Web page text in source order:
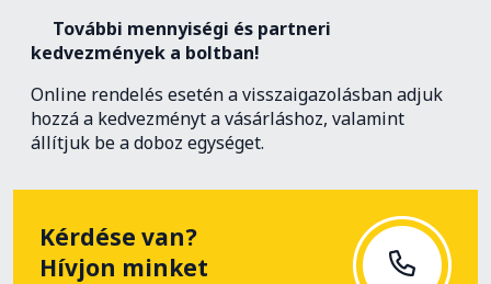
További mennyiségi és partneri
kedvezmények a boltban!
Online rendelés esetén a visszaigazolásban adjuk
hozzá a kedvezményt a vásárláshoz, valamint
állítjuk be a doboz egységet.
Kérdése van?
Hívjon minket